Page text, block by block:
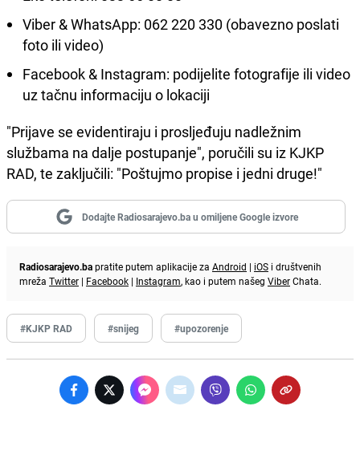
Viber & WhatsApp: 062 220 330 (obavezno poslati
foto ili video)
Facebook & Instagram: podijelite fotografije ili video
uz tačnu informaciju o lokaciji
"Prijave se evidentiraju i prosljeđuju nadležnim
službama na dalje postupanje", poručili su iz KJKP
RAD, te zaključili: "Poštujmo propise i jedni druge!"
Dodajte Radiosarajevo.ba u omiljene Google izvore
Radiosarajevo.bapratite putem aplikacije za Android | iOS i društvenih
mreža Twitter | Facebook | Instagram, kao i putem našeg ViberChata.
#KJKP RAD #snijeg #upozorenje